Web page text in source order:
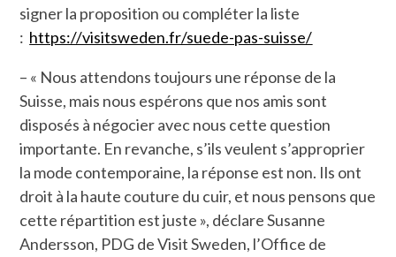
signer la proposition ou compléter la liste
: https://visitsweden.fr/suede-pas-suisse/
– « Nous attendons toujours une réponse de la
Suisse, mais nous espérons que nos amis sont
disposés à négocier avec nous cette question
importante. En revanche, s’ils veulent s’approprier
la mode contemporaine, la réponse est non. Ils ont
droit à la haute couture du cuir, et nous pensons que
cette répartition est juste », déclare Susanne
Andersson, PDG de Visit Sweden, l’Office de